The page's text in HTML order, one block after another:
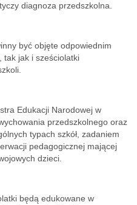
diagnoza przedszkolna.
być objęte odpowiednim
tak jak i sześciolatki
Edukacji Narodowej w
przedszkolnego oraz
typach szkół, zadaniem
pedagogicznej mającej
dzieci.
będą edukowane w